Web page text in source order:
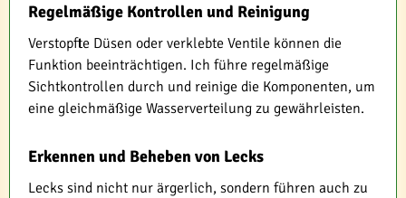
Regelmäßige Kontrollen und Reinigung
Verstopfte Düsen oder verklebte Ventile können die
Funktion beeinträchtigen. Ich führe regelmäßige
Sichtkontrollen durch und reinige die Komponenten, um
eine gleichmäßige Wasserverteilung zu gewährleisten.
Erkennen und Beheben von Lecks
Lecks sind nicht nur ärgerlich, sondern führen auch zu